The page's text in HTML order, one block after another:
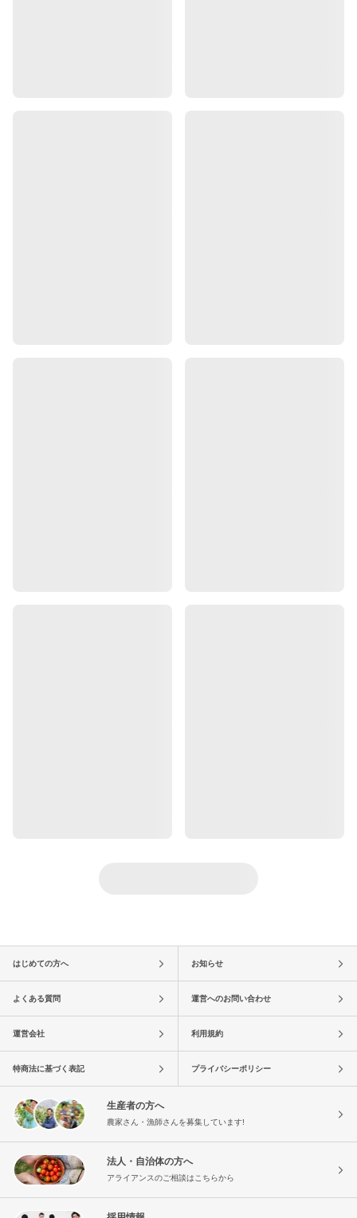
はじめての方へ お知らせ
よくある質問 運営へのお問い合わせ
運営会社 利用規約
特商法に基づく表記 プライバシーポリシー
生産者の方へ
農家さん・漁師さんを募集しています!
法人・自治体の方へ
アライアンスのご相談はこちらから